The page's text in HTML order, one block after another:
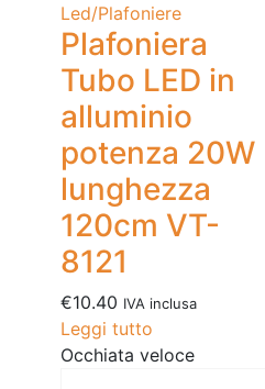
Led/Plafoniere
Plafoniera
Tubo LED in
alluminio
potenza 20W
lunghezza
120cm VT-
8121
€10.40 IVA inclusa
Leggi tutto
Occhiata veloce